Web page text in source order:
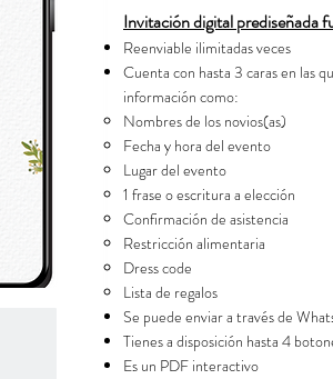
Invitación digital prediseñada
Reenviable ilimitadas veces
Cuenta con hasta 3 caras en las
información como:​​
Nombres de los novios(as)​
Fecha y hora del evento
Lugar del evento
1 frase o escritura a elección
Confirmación de asistencia
Restricción alimentaria
Dress code
Lista de regalos
Se puede enviar a través de
Tienes a disposición hasta 4
Es un PDF interactivo